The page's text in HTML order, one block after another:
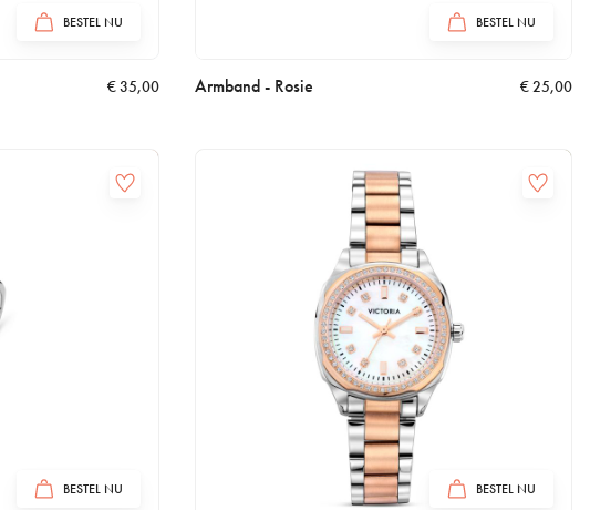
BESTEL NU
€35,00
BESTEL NU
Armband - Rosie €25,00
BESTEL NU BESTEL NU